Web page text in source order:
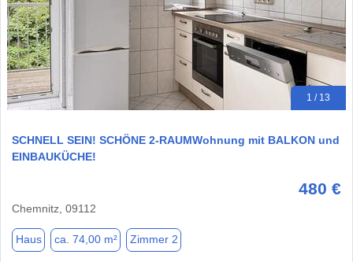
1 / 13
SCHNELL SEIN! SCHÖNE 2-RAUMWohnung mit BALKON und
EINBAUKÜCHE!
480 €
Chemnitz, 09112
Haus ca. 74,00 m² Zimmer 2